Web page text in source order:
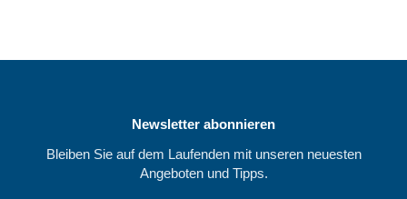
Newsletter abonnieren
Bleiben Sie auf dem Laufenden mit unseren neuesten
Angeboten und Tipps.